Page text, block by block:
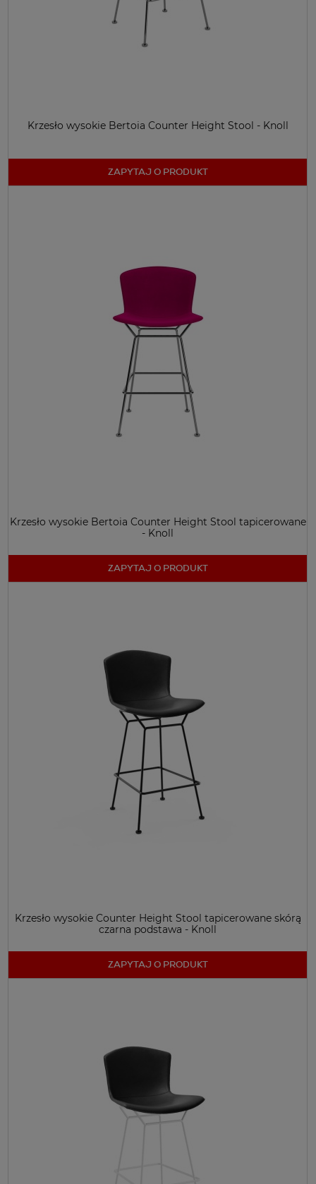
Krzesło wysokie Bertoia Counter Height Stool - Knoll
ZAPYTAJ O PRODUKT
Krzesło wysokie Bertoia Counter Height Stool tapicerowane
- Knoll
ZAPYTAJ O PRODUKT
Krzesło wysokie Counter Height Stool tapicerowane skórą
czarna podstawa - Knoll
ZAPYTAJ O PRODUKT